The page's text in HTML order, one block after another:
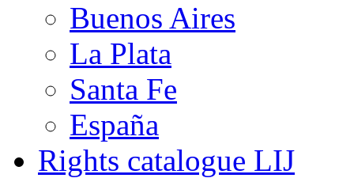
Buenos Aires
La Plata
Santa Fe
España
Rights catalogue LIJ